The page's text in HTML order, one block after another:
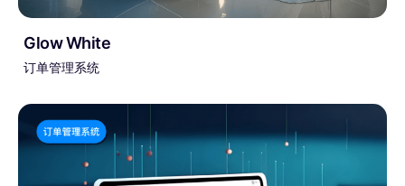
Glow White
订单管理系统